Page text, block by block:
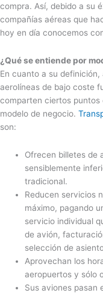
compra. Así, debido a su
compañías aéreas que
hoy en día conocemos
¿Qué se entiende por
En cuanto a su
aerolíneas de bajo coste
comparten ciertos
modelo de negocio.
son:
Ofrecen billetes de
sensiblemente
tradicional.
Reducen servicios
máximo, pagando
servicio individual
de avión,
selección de
Aprovechan los
aeropuertos y sólo
Sus aviones pasan